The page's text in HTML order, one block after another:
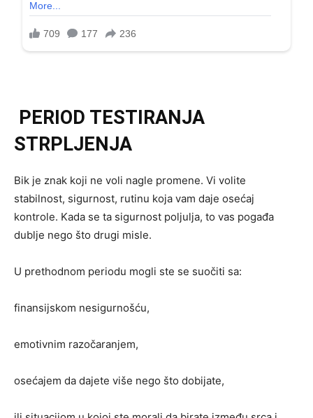
PERIOD TESTIRANJA
STRPLJENJA
Bik je znak koji ne voli nagle promene. Vi volite
stabilnost, sigurnost, rutinu koja vam daje osećaj
kontrole. Kada se ta sigurnost poljulja, to vas pogađa
dublje nego što drugi misle.
U prethodnom periodu mogli ste se suočiti sa:
finansijskom nesigurnošću,
emotivnim razočaranjem,
osećajem da dajete više nego što dobijate,